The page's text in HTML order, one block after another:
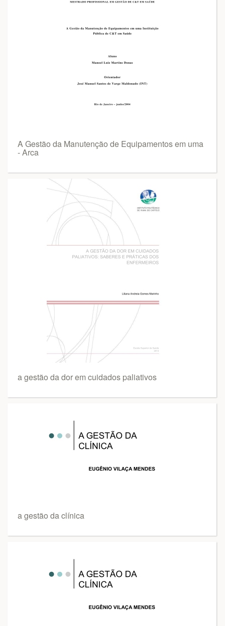
A Gestão da Manutenção de Equipamentos em uma
- Arca
a gestão da dor em cuidados paliativos
a gestão da clínica